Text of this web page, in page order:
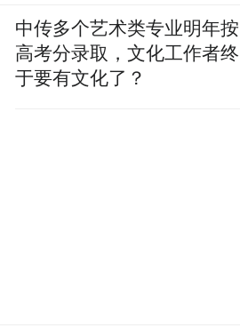
中传多个艺术类专业明年按
高考分录取，文化工作者终
于要有文化了？